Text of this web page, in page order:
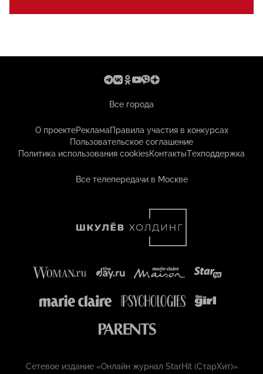
Все города
О проектеРекламаПравила участия в конкурсах
Пользовательское соглашение
Политика использования cookiesКонтактыТехподдержка
Все телепередачи в Москве
Сетевое издание «Онлайн журнал StarHit (СтарХит)»